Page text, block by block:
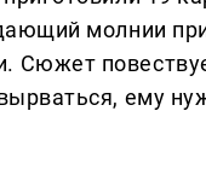
молнии
ему